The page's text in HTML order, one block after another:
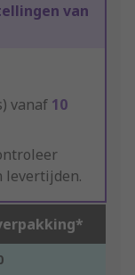
van
vanaf 10
levertijden.